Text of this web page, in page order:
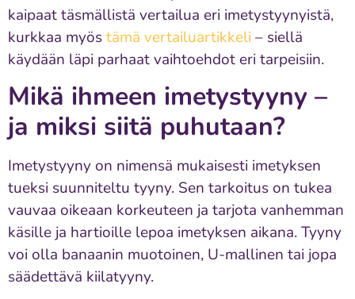
kaipaat täsmällistä vertailua eri imetystyynyistä,
kurkkaa myöstämä vertailuartikkeli– siellä
käydään läpi parhaat vaihtoehdot eri tarpeisiin.
Mikä ihmeen imetystyyny –
ja miksi siitä puhutaan?
Imetystyyny on nimensä mukaisesti imetyksen
tueksi suunniteltu tyyny. Sen tarkoitus on tukea
vauvaa oikeaan korkeuteen ja tarjota vanhemman
käsille ja hartioille lepoa imetyksen aikana. Tyyny
voi olla banaanin muotoinen, U-mallinen tai jopa
säädettävä kiilatyyny.